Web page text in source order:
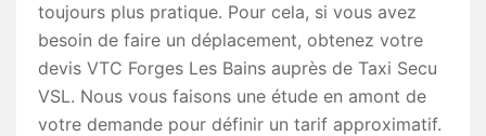
toujours plus pratique. Pour cela, si vous avez
besoin de faire un déplacement, obtenez votre
devis VTC Forges Les Bains auprès de Taxi Secu
VSL. Nous vous faisons une étude en amont de
votre demande pour définir un tarif approximatif.